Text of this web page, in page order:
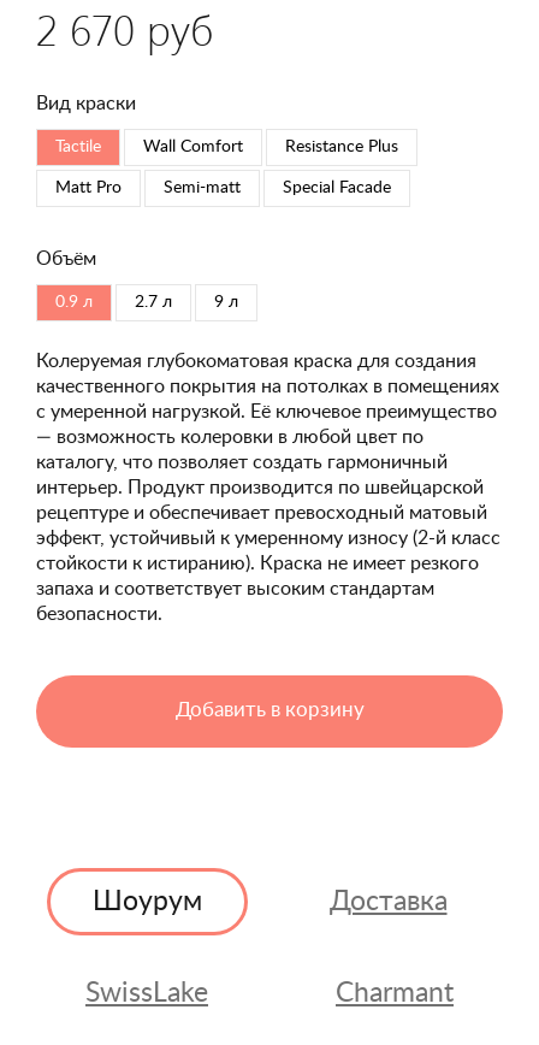
2 670 руб
Вид краски
Tactile Wall Comfort Resistance Plus
Matt Pro Semi-matt Special Faсade
Объём
0.9 л 2.7 л 9 л
Колеруемая глубокоматовая краска для создания
качественного покрытия на потолках в помещениях
с умеренной нагрузкой. Её ключевое преимущество
— возможность колеровки в любой цвет по
каталогу, что позволяет создать гармоничный
интерьер. Продукт производится по швейцарской
рецептуре и обеспечивает превосходный матовый
эффект, устойчивый к умеренному износу (2-й класс
стойкости к истиранию). Краска не имеет резкого
запаха и соответствует высоким стандартам
безопасности.
Добавить в корзину
Шоурум Доставка
SwissLake Charmant